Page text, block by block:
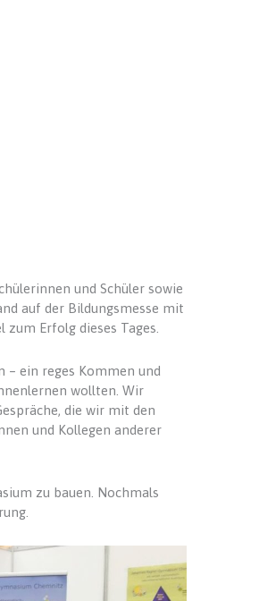
und Schüler sowie
auf der Bildungsmesse mit
Erfolg dieses Tages.
ein reges Kommen und
wollten. Wir
die wir mit den
und Kollegen anderer
zu bauen. Nochmals